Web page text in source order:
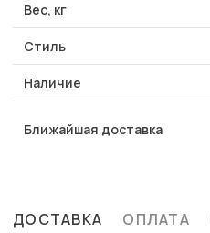
Вес, кг
Стиль
Наличие
Ближайшая доставка
ДОСТАВКА ОПЛАТА